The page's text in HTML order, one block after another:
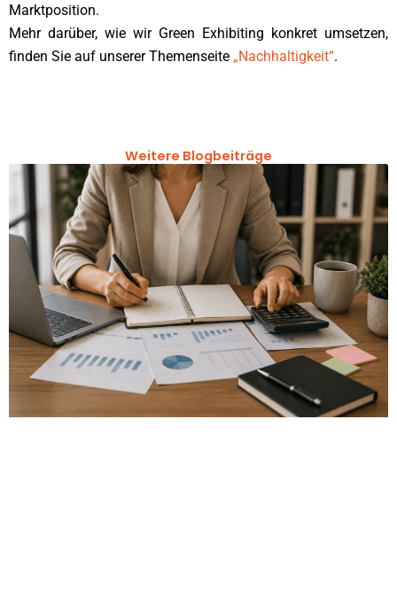
Marktposition.
Mehr darüber, wie wir Green Exhibiting konkret umsetzen,
finden Sie auf unserer Themenseite „Nachhaltigkeit“.
Weitere Blogbeiträge